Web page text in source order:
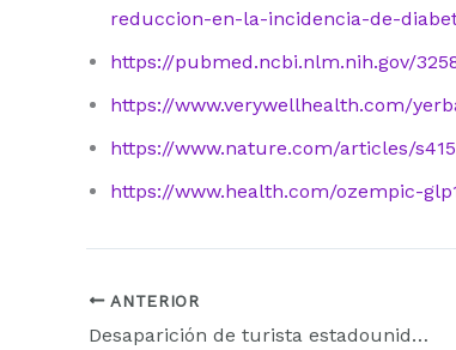
reduccion-en-la-incidencia-de-
https://pubmed.ncbi.nlm.nih.gov/
https://www.verywellhealth.com/
https://www.nature.com/articles/
https://www.health.com/ozempic-
ANTERIOR
Desaparición de turista estadounidense sacude la tranquilidad de uno de los destinos más seguros del Caribe